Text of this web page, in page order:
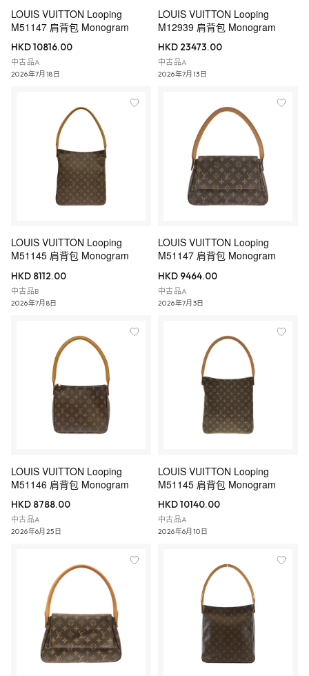
LOUIS VUITTON Looping
M51147 肩背包 Monogram
HKD 10816.00
中古品A
2026年7月18日
LOUIS VUITTON Looping
M12939 肩背包 Monogram
HKD 23473.00
中古品A
2026年7月13日
LOUIS VUITTON Looping
M51145 肩背包 Monogram
HKD 8112.00
中古品B
2026年7月8日
LOUIS VUITTON Looping
M51147 肩背包 Monogram
HKD 9464.00
中古品A
2026年7月3日
LOUIS VUITTON Looping
M51146 肩背包 Monogram
HKD 8788.00
中古品A
2026年6月25日
LOUIS VUITTON Looping
M51145 肩背包 Monogram
HKD 10140.00
中古品A
2026年6月10日